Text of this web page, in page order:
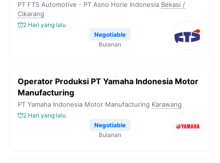
PT FTS Automotive - PT Asno Horie Indonesia Bekasi /
Cikarang
2 Hari yang lalu
Negotiable
Bulanan
Operator Produksi PT Yamaha Indonesia Motor
Manufacturing
PT Yamaha Indonesia Motor Manufacturing Karawang
2 Hari yang lalu
Negotiable
Bulanan